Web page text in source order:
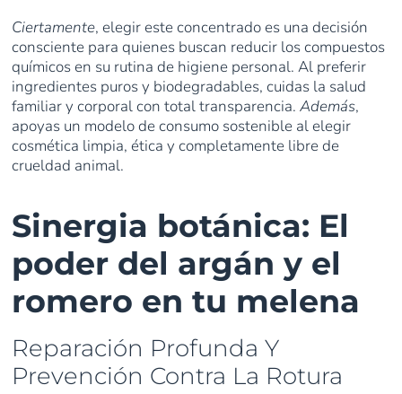
Ciertamente, elegir este concentrado es una decisión
consciente para quienes buscan reducir los compuestos
químicos en su rutina de higiene personal. Al preferir
ingredientes puros y biodegradables, cuidas la salud
familiar y corporal con total transparencia.Además,
apoyas un modelo de consumo sostenible al elegir
cosmética limpia, ética y completamente libre de
crueldad animal.
Sinergia botánica: El
poder del argán y el
romero en tu melena
Reparación Profunda Y
Prevención Contra La Rotura